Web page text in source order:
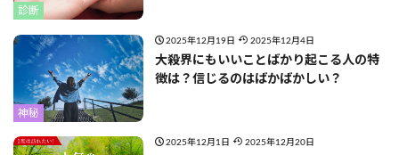
診断
神秘
2025年12月19日 2025年12月4日
大殺界にもいいことばかり起こる人の特
徴は？信じるのはばかばかしい？
2025年12月1日 2025年12月20日